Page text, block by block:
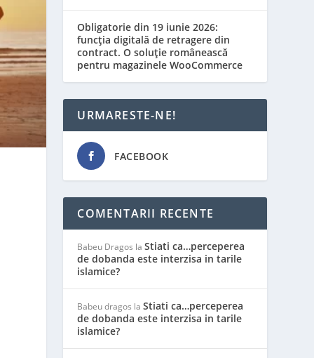
Obligatorie din 19 iunie 2026:
funcția digitală de retragere din
contract. O soluție românească
pentru magazinele WooCommerce
URMARESTE-NE!
FACEBOOK
COMENTARII RECENTE
Babeu Dragos laStiati ca…perceperea
de dobanda este interzisa in tarile
islamice?
Babeu dragos laStiati ca…perceperea
de dobanda este interzisa in tarile
islamice?